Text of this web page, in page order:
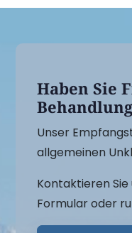
Haben Sie
Unser
allgemeinen
Kontaktieren
Formular oder